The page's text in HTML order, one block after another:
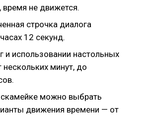
время не движется.
строчка диалога
12 секунд.
и использовании настольных
нескольких минут, до
можно выбрать
движения времени — от